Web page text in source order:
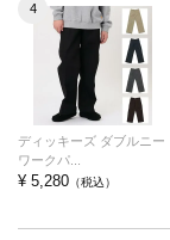
4
ディッキーズ ダブルニー
ワークパ...
¥ 5,280 （税込）